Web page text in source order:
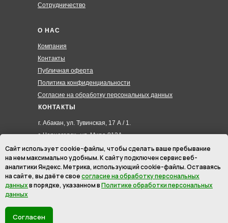
Сотрудничество
О НАС
Компания
Контакты
Публичная оферта
Политика конфиденциальности
Согласие на обработку персональных данных
КОНТАКТЫ
г. Абакан, ул. Тувинская, 17 А / 1.
г. Черногорск , ул. Мира 012А
8 (3902) 285-171
8 (908) 326-24-00
8 (902) 467-09-70
hmk19@mail.ru
ОГРНИП: 310190333700022
Сайт использует cookie-файлы, чтобы сделать ваше пребывание
на нем максимально удобным. К cайту подключен сервис веб-
аналитики Яндекс. Метрика, использующий cookie-файлы. Оставаясь
на сайте, вы даёте своесогласие на обработку персональных
данныхв порядке, указанном вПолитике обработки персональных
данных
Согласен